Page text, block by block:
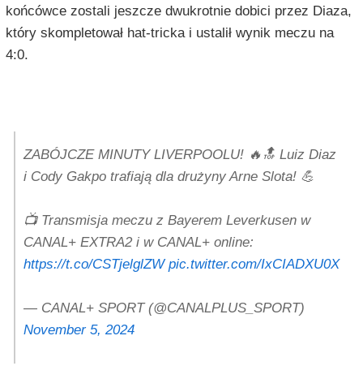
końcówce zostali jeszcze dwukrotnie dobici przez Diaza,
który skompletował hat-tricka i ustalił wynik meczu na
4:0.
ZABÓJCZE MINUTY LIVERPOOLU! 🔥🔝 Luiz Diaz
i Cody Gakpo trafiają dla drużyny Arne Slota! 💪
📺 Transmisja meczu z Bayerem Leverkusen w
CANAL+ EXTRA2 i w CANAL+ online:
https://t.co/CSTjelglZW pic.twitter.com/IxCIADXU0X
— CANAL+ SPORT (@CANALPLUS_SPORT)
November 5, 2024